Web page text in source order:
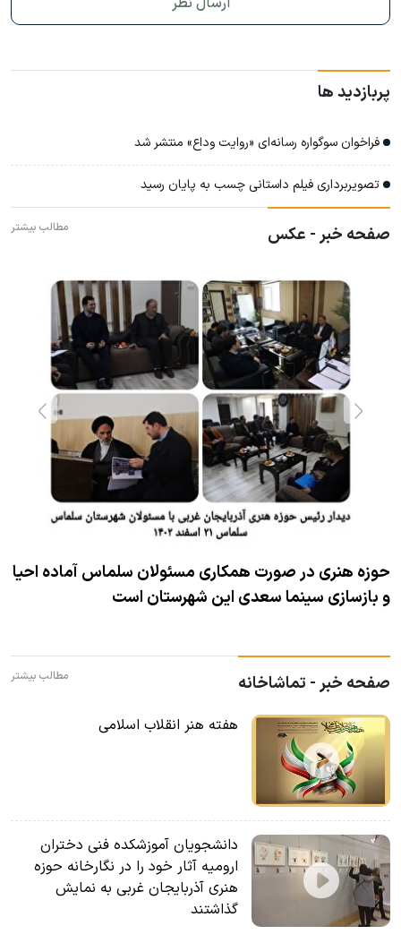
پربازدید ها
فراخوان سوگواره رسانه‌ای «روایت وداع» منتشر شد
تصویربرداری فیلم داستانی چسب به پایان رسید
صفحه خبر - عکس مطالب بیشتر
حوزه هنری در صورت همکاری مسئولان سلماس آماده احیا
و بازسازی سینما سعدی این شهرستان است
صفحه خبر - تماشاخانه مطالب بیشتر
هفته هنر انقلاب اسلامی
دانشجویان آموزشکده فنی دختران
ارومیه آثار خود را در نگارخانه حوزه
هنری آذربایجان غربی به نمایش
گذاشتند